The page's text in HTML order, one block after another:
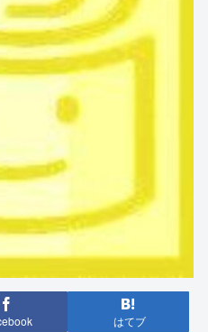
はてブ